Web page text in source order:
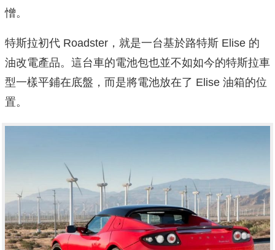
憎。
特斯拉初代 Roadster，就是一台基於路特斯 Elise 的
油改電產品。這台車的電池包也並不如如今的特斯拉車
型一樣平鋪在底盤，而是將電池放在了 Elise 油箱的位
置。